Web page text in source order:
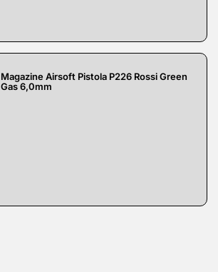
Magazine Airsoft Pistola P226 Rossi Green
Gas 6,0mm